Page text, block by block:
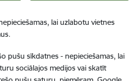
lai uzlabotu vietnes
pušu sīkdatnes - nepieciešamas, lai
sociālajos medijos vai skatīt